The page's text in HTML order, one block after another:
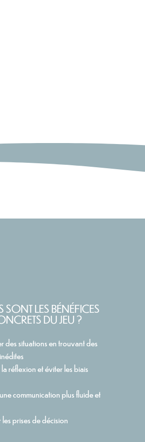
SONT LES BÉNÉFICES
DU JEU ?
des situations en trouvant des
réflexion et éviter les biais
communication plus fluide et
prises de décision